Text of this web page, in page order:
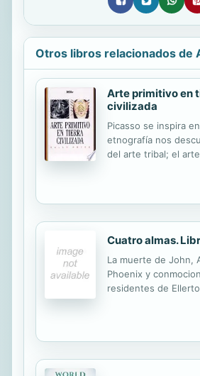
Otros libros relacionados de
Arte primitivo en
civilizada
Picasso se inspira
etnografía nos
del arte tribal; el
vende bien;
en Occidente el
“atrasados”; la
Sally Price
y enfurecida, un
arrogancia estética
la hermandad de los
Cuatro almas.
La muerte de John,
Phoenix y
residentes de
preocupado que
sonidos
Sin embargo, ella
muerte no es el fin,